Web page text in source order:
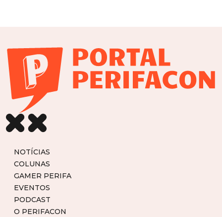
NOTÍCIAS
COLUNAS
GAMER PERIFA
EVENTOS
PODCAST
O PERIFACON